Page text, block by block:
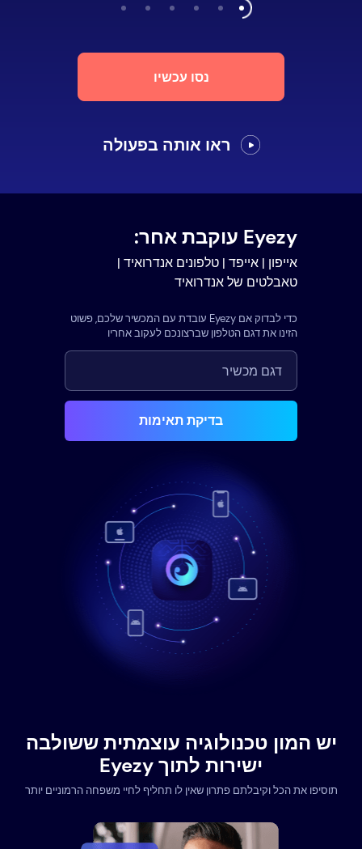
נסו עכשיו
ראו אותה בפעולה
Eyezy עוקבת אחר:
אייפון | אייפד | טלפונים אנדרואיד |
טאבלטים של אנדרואיד
כדי לבדוק אם Eyezy עובדת עם המכשיר שלכם, פשוט
הזינו את דגם הטלפון שברצונכם לעקוב אחריו
בדיקת תאימות
יש המון טכנולוגיה עוצמתית ששולבה
ישירות לתוך Eyezy
תוסיפו את הכל וקיבלתם פתרון שאין לו תחליף לחיי משפחה הרמוניים יותר